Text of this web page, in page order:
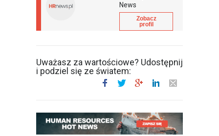
News
Zobacz
profil
Uważasz za wartościowe? Udostępnij
i podziel się ze światem: